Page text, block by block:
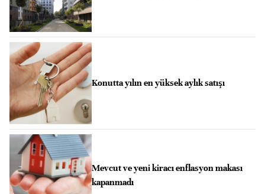
Konutta yılın en yüksek aylık satışı
Mevcut ve yeni kiracı enflasyon makası
kapanmadı